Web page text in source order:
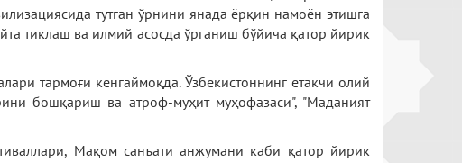
тутган ўрнини янада ёрқин намоён этишга
тиклаш ва илмий асосда ўрганиш бўйича қатор йирик
тармоғи кенгаймоқда. Ўзбекистоннинг етакчи олий
бошқариш ва атроф-муҳит муҳофазаси", "Маданият
Мақом санъати анжумани каби қатор йирик